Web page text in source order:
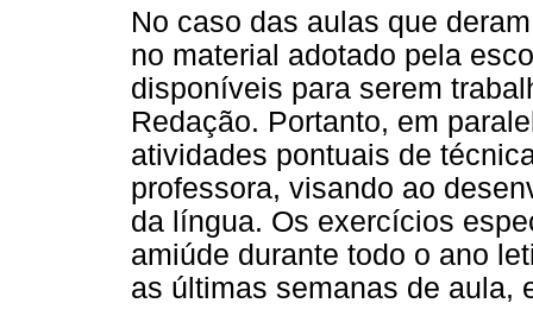
No caso das aulas que
no material adotado pela
disponíveis para serem
Redação. Portanto, em
atividades pontuais de
professora, visando ao
da língua. Os exercícios
amiúde durante todo o ano
as últimas semanas de aula,